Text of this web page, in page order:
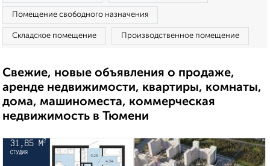
Помещение свободного назначения
Складское помещение Производственное помещение
Свежие, новые объявления о продаже,
аренде недвижимости, квартиры, комнаты,
дома, машиноместа, коммерческая
недвижимость в Тюмени